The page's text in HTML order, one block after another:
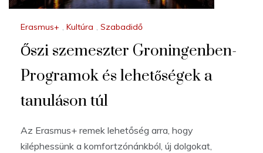
Erasmus+ , Kultúra , Szabadidő
Őszi szemeszter Groningenben-
Programok és lehetőségek a
tanuláson túl
Az Erasmus+ remek lehetőség arra, hogy
kiléphessünk a komfortzónánkból, új dolgokat,